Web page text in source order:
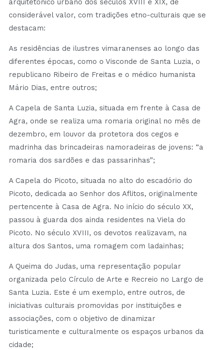
arquitetónico urbano dos séculos XVIII e XIX, de
considerável valor, com tradições etno-culturais que se
destacam:
As residências de ilustres vimaranenses ao longo das
diferentes épocas, como o Visconde de Santa Luzia, o
republicano Ribeiro de Freitas e o médico humanista
Mário Dias, entre outros;
A Capela de Santa Luzia, situada em frente à Casa de
Agra, onde se realiza uma romaria original no mês de
dezembro, em louvor da protetora dos cegos e
madrinha das brincadeiras namoradeiras de jovens: “a
romaria dos sardões e das passarinhas”;
A Capela do Picoto, situada no alto do escadório do
Picoto, dedicada ao Senhor dos Aflitos, originalmente
pertencente à Casa de Agra. No início do século XX,
passou à guarda dos ainda residentes na Viela do
Picoto. No século XVIII, os devotos realizavam, na
altura dos Santos, uma romagem com ladainhas;
A Queima do Judas, uma representação popular
organizada pelo Círculo de Arte e Recreio no Largo de
Santa Luzia. Este é um exemplo, entre outros, de
iniciativas culturais promovidas por instituições e
associações, com o objetivo de dinamizar
turisticamente e culturalmente os espaços urbanos da
cidade;